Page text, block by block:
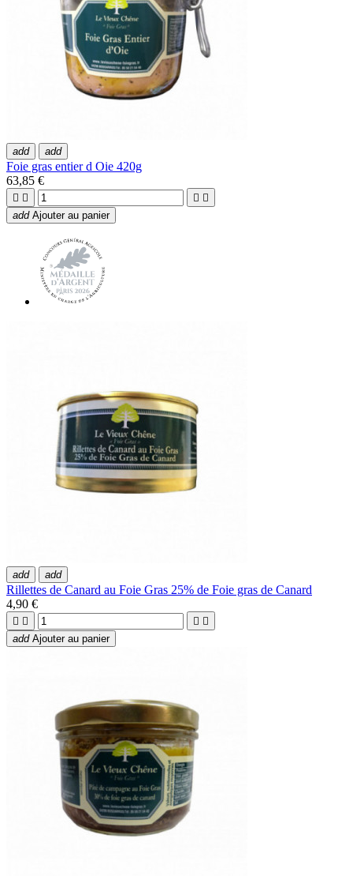
add add
Foie gras entier d Oie 420g
63,85 €
   
add Ajouter au panier
add add
Rillettes de Canard au Foie Gras 25% de Foie gras de Canard
4,90 €
   
add Ajouter au panier